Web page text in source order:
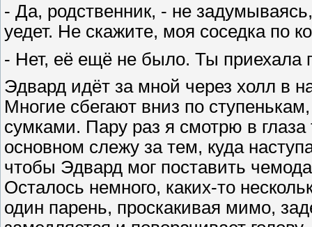
- Да, родственник, - не
уедет. Не скажите, моя соседка по
- Нет, её ещё не было. Ты приехала
Эдвард идёт за мной через холл в
Многие сбегают вниз по
сумками. Пару раз я смотрю в глаза
основном слежу за тем, куда
чтобы Эдвард мог поставить
Осталось немного, каких-то
один парень, проскакивая мимо,